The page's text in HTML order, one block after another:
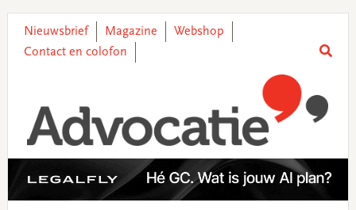
primary
main
primary
footer
Nieuwsbrief Magazine
Webshop
Contact en colofon